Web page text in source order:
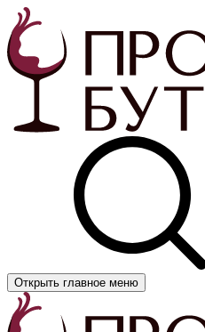
Открыть главное меню